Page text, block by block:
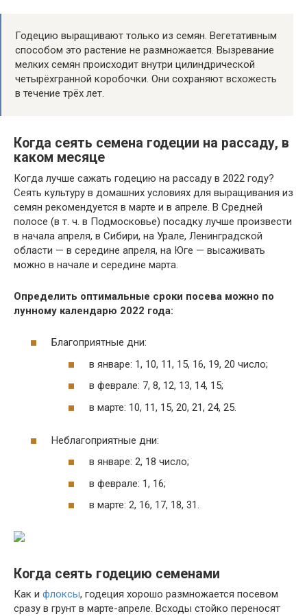
Годецию выращивают только из семян. Вегетативным
способом это растение не размножается. Вызревание
мелких семян происходит внутри цилиндрической
четырёхгранной коробочки. Они сохраняют всхожесть
в течение трёх лет.
Когда сеять семена годеции на рассаду, в
каком месяце
Когда лучше сажать годецию на рассаду в 2022 году?
Сеять культуру в домашних условиях для выращивания из
семян рекомендуется в марте и в апреле. В Средней
полосе (в т. ч. в Подмосковье) посадку лучше произвести
в начала апреля, в Сибири, на Урале, Ленинградской
области — в середине апреля, на Юге — высаживать
можно в начале и середине марта.
Определить оптимальные сроки посева можно по
лунному календарю 2022 года:
Благоприятные дни:
в январе: 1, 10, 11, 15, 16, 19, 20 число;
в феврале: 7, 8, 12, 13, 14, 15;
в марте: 10, 11, 15, 20, 21, 24, 25.
Неблагоприятные дни:
в январе: 2, 18 число;
в феврале: 1, 16;
в марте: 2, 16, 17, 18, 31.
Когда сеять годецию семенами
Как и флоксы, годеция хорошо размножается посевом
сразу в грунт в марте-апреле. Всходы стойко переносят